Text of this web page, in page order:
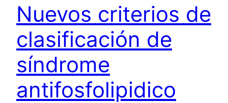
Nuevos criterios de
clasificación de
síndrome
antifosfolipidico